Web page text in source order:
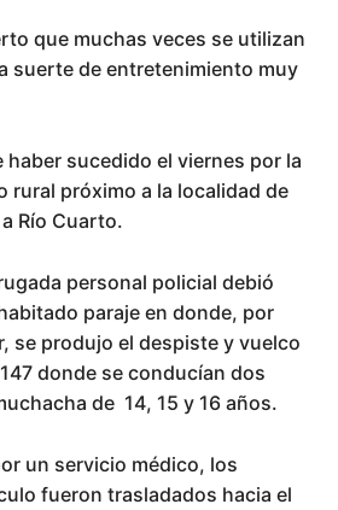
que muchas veces se utilizan
suerte de entretenimiento muy
haber sucedido el viernes por la
rural próximo a la localidad de
Río Cuarto.
personal policial debió
paraje en donde, por
se produjo el despiste y vuelco
donde se conducían dos
de 14, 15 y 16 años.
un servicio médico, los
fueron trasladados hacia el